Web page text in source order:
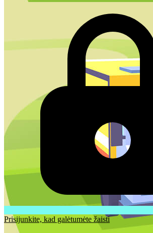
Prisijunkite, kad galėtumėte žaisti